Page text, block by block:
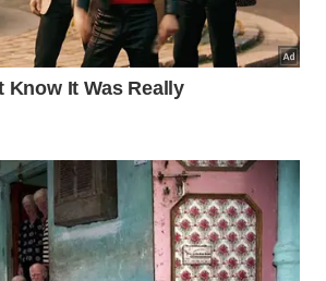
funcionam no
feito com caldo de carne,
e um toque de shoyu ou molho
gravy
liso, aromático e
mais acessível, use queijo